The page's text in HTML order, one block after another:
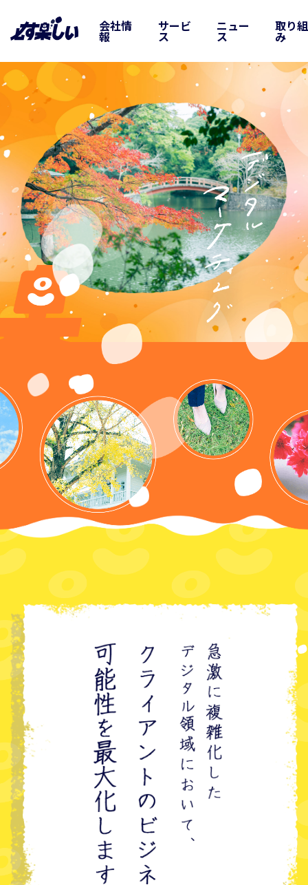
会社情
報
サービ
ス
ニュー
ス
取り組
み